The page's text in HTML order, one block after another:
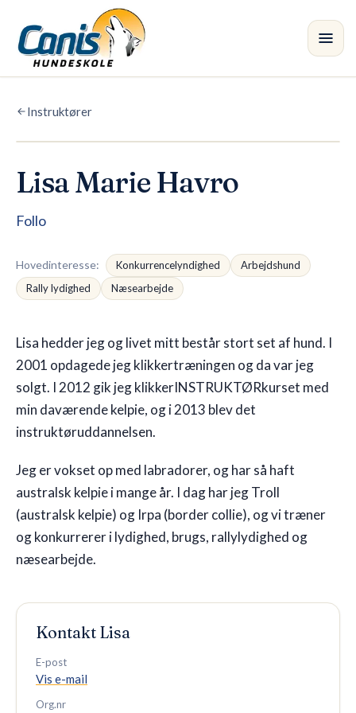
Spring til hovedindholdet
Kursus
Instruktører
Blog
🇩🇰 DK
Instruktører
Lisa Marie Havro
Follo
Hovedinteresse: Konkurrencelyn­dighed
Arbejdshund
Rally lydighed
Næsearbejde
Lisa hedder jeg og livet mitt består stort set af hund. I
2001 opdagede jeg klikkertræningen og da var jeg
solgt. I 2012 gik jeg klikkerINSTRUKTØRkurset med
min daværende kelpie, og i 2013 blev det
instruktøruddannelsen.
Jeg er vokset op med labradorer, og har så haft
australsk kelpie i mange år. I dag har jeg Troll
(australsk kelpie) og Irpa (border collie), og vi træner
og konkurrerer i lydighed, brugs, rallylydighed og
næsearbejde.
Kontakt Lisa
E-post
Vis e-mail
Org.nr